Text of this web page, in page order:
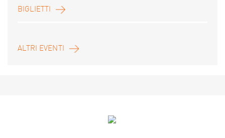
BIGLIETTI
ALTRI EVENTI